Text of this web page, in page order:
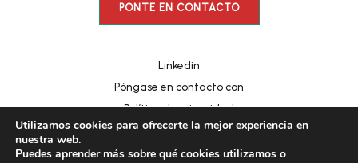
PONTE EN CONTACTO
Linkedin
Póngase en contacto con
Política de privacidad
Pie de imprenta
Utilizamos cookies para ofrecerte la mejor experiencia en
nuestra web.
Puedes aprender más sobre qué cookies utilizamos o
German
Arabic
Italian